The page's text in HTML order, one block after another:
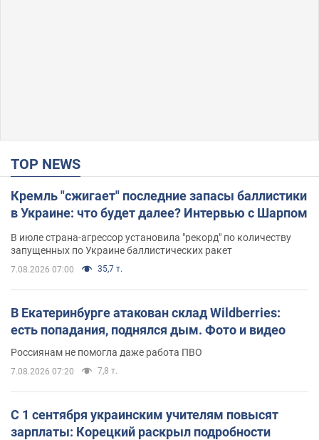
TOP NEWS
Кремль "сжигает" последние запасы баллистики
в Украине: что будет далее? Интервью с Шарпом
В июле страна-агрессор установила "рекорд" по количеству
запущенных по Украине баллистических ракет
7.08.2026 07:00 35,7 т.
В Екатеринбурге атакован склад Wildberries:
есть попадания, поднялся дым. Фото и видео
Россиянам не помогла даже работа ПВО
7.08.2026 07:20 7,8 т.
С 1 сентября украинским учителям повысят
зарплаты: Корецкий раскрыл подробности